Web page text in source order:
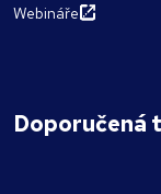
Webináře
Doporučená